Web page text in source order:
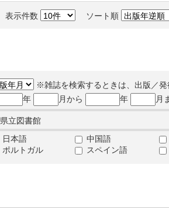
表示件数 ソート順
※雑誌を検索するときは、出版／発
年
月から 年 月
県立図書館
日本語 中国語
ポルトガル
スペイン語